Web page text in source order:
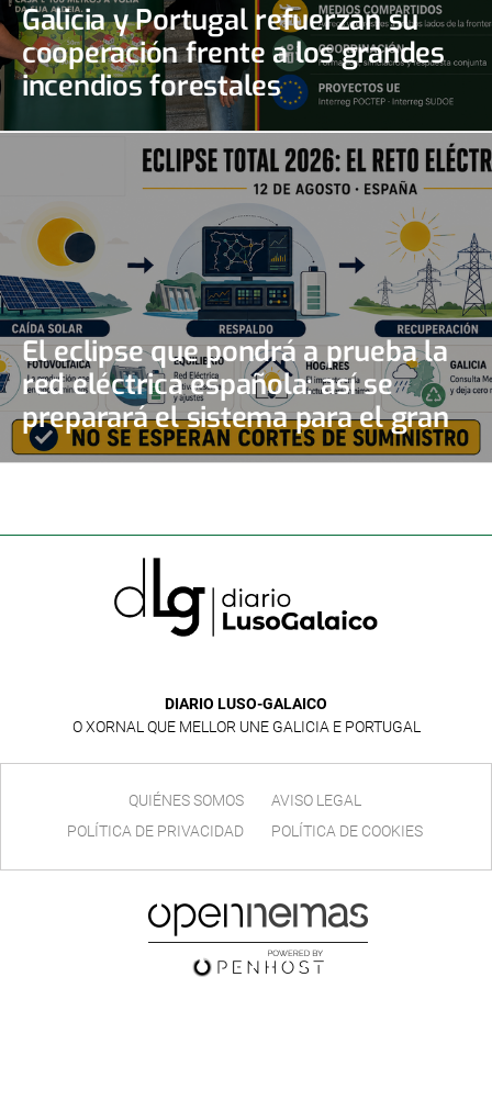
Galicia y Portugal refuerzan su
cooperación frente a los grandes
incendios forestales
El eclipse que pondrá a prueba la
red eléctrica española: así se
preparará el sistema para el gran
apagón solar
DIARIO LUSO-GALAICO
O XORNAL QUE MELLOR UNE GALICIA E PORTUGAL
QUIÉNES SOMOS
AVISO LEGAL
POLÍTICA DE PRIVACIDAD
POLÍTICA DE COOKIES